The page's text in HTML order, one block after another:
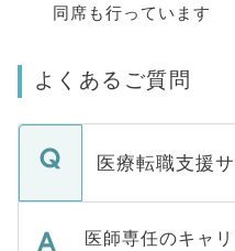
同席も行っています
よくあるご質問
医療転職支援
医師専任のキャ